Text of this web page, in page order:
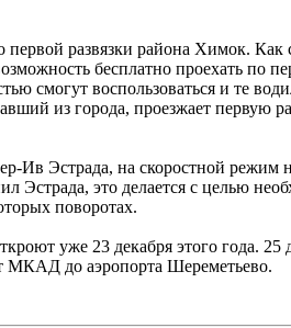
развязки района Химок. Как
бесплатно проехать по
смогут воспользоваться и те
из города, проезжает первую
Ив Эстрада, на скоростной режим
Эстрада, это делается с целью
поворотах.
уже 23 декабря этого года. 25
МКАД до аэропорта Шереметьево.